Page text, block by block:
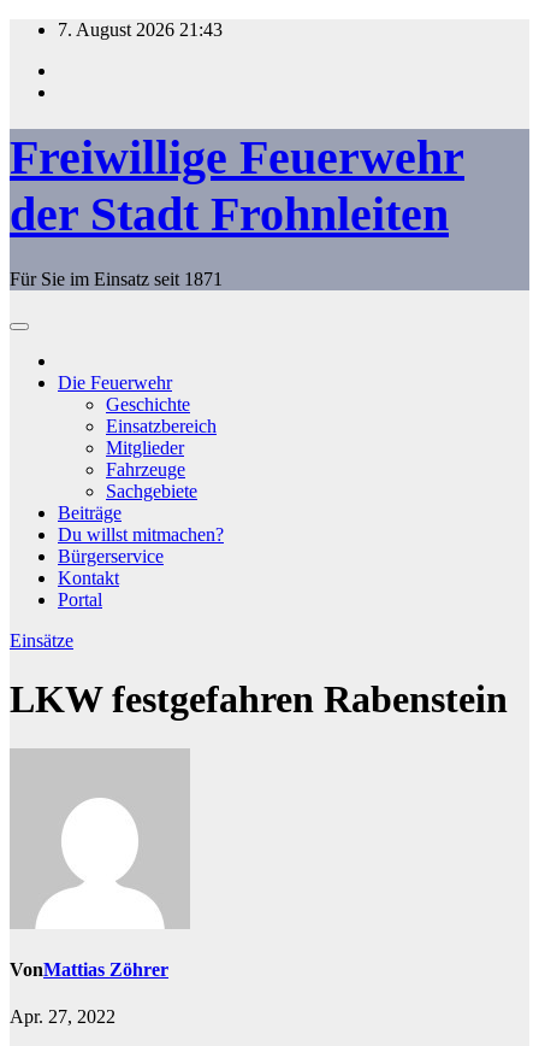
Zum
springen
7. August 2026 21:43
Freiwillige Feuerwehr
der Stadt Frohnleiten
Für Sie im Einsatz seit 1871
Die Feuerwehr
Geschichte
Einsatzbereich
Mitglieder
Fahrzeuge
Sachgebiete
Beiträge
Du willst mitmachen?
Bürgerservice
Kontakt
Portal
Einsätze
LKW festgefahren Rabenstein
VonMattias Zöhrer
Apr. 27, 2022